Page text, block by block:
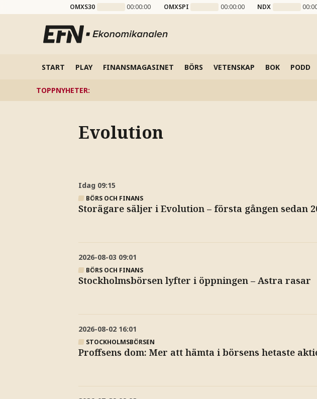
OMXS30 00:00:00 OMXSPI 00:00:00 NDX
START PLAY FINANSMAGASINET BÖRS VETENSKAP BOK PODD
TOPPNYHETER:
Evolution
Idag 09:15
BÖRS OCH FINANS
Storägare säljer i Evolution – första gången sedan
2026-08-03 09:01
BÖRS OCH FINANS
Stockholmsbörsen lyfter i öppningen – Astra rasar
2026-08-02 16:01
STOCKHOLMSBÖRSEN
Proffsens dom: Mer att hämta i börsens hetaste